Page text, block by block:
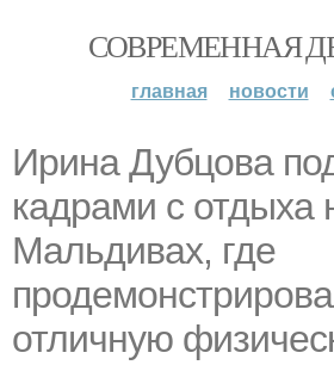
СОВРЕМЕННАЯ
главная новости
Ирина Дубцова
кадрами с отдыха
Мальдивах, где
отличную